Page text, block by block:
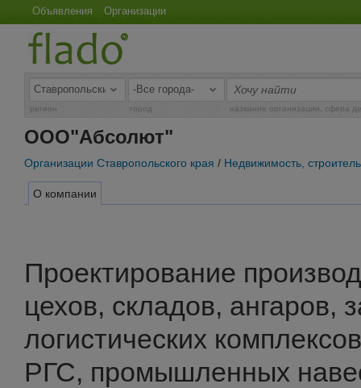
Объявления Организации
регион город название организации, сфера
ООО"Абсолют"
Организации Ставропольского края / Недвижимость,
О компании
Проектирование
цехов, складов, ангаров,
логистических
РГС, промышленных